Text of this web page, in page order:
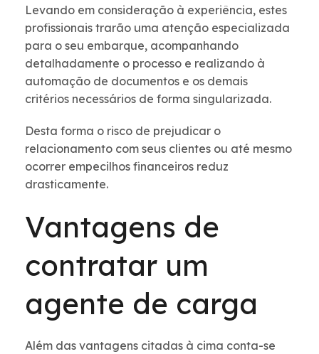
Levando em consideração à experiência, estes
profissionais trarão uma atenção especializada
para o seu embarque, acompanhando
detalhadamente o processo e realizando à
automação de documentos e os demais
critérios necessários de forma singularizada.
Desta forma o risco de prejudicar o
relacionamento com seus clientes ou até mesmo
ocorrer empecilhos financeiros reduz
drasticamente.
Vantagens de
contratar um
agente de carga
Além das vantagens citadas à cima conta-se